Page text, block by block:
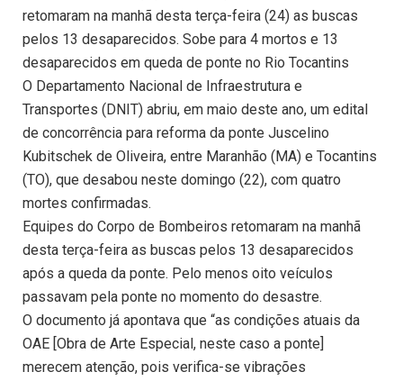
retomaram na manhã desta terça-feira (24) as buscas
pelos 13 desaparecidos. Sobe para 4 mortos e 13
desaparecidos em queda de ponte no Rio Tocantins
O Departamento Nacional de Infraestrutura e
Transportes (DNIT) abriu, em maio deste ano, um edital
de concorrência para reforma da ponte Juscelino
Kubitschek de Oliveira, entre Maranhão (MA) e Tocantins
(TO), que desabou neste domingo (22), com quatro
mortes confirmadas.
Equipes do Corpo de Bombeiros retomaram na manhã
desta terça-feira as buscas pelos 13 desaparecidos
após a queda da ponte. Pelo menos oito veículos
passavam pela ponte no momento do desastre.
O documento já apontava que “as condições atuais da
OAE [Obra de Arte Especial, neste caso a ponte]
merecem atenção, pois verifica-se vibrações